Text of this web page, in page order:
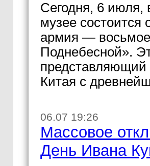
Сегодня, 6 июля,
музее состоится
армия — восьмое
Поднебесной».
представляющий
Китая с
06.07 19:26
Массовое
День Ивана